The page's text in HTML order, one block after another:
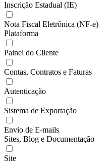
Inscrição Estadual (IE)
Nota Fiscal Eletrônica (NF-e)
Plataforma
Painel do Cliente
Contas, Contratos e Faturas
Autenticação
Sistema de Exportação
Envio de E-mails
Sites, Blog e Documentação
Site